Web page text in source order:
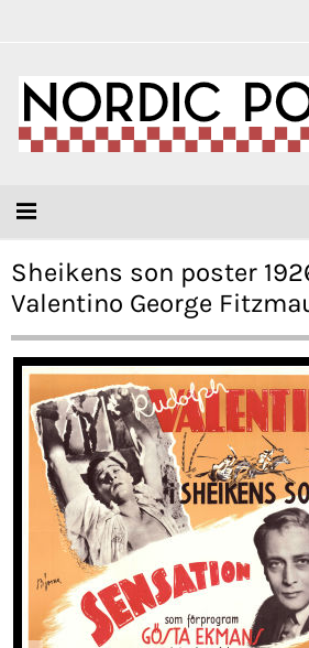
Sheikens son poster
Valentino George